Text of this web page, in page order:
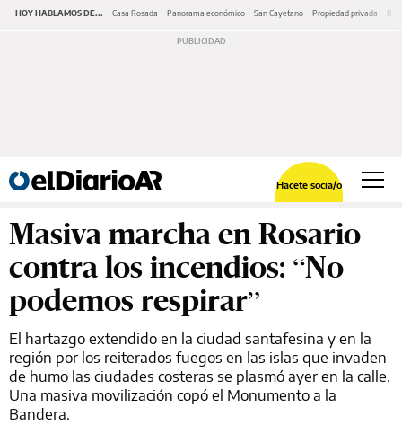
HOY HABLAMOS DE... Casa Rosada Panorama económico San Cayetano Propiedad privada
Hacete socia/o
Masiva marcha en Rosario
contra los incendios: “No
podemos respirar”
El hartazgo extendido en la ciudad santafesina y en la
región por los reiterados fuegos en las islas que invaden
de humo las ciudades costeras se plasmó ayer en la calle.
Una masiva movilización copó el Monumento a la
Bandera.